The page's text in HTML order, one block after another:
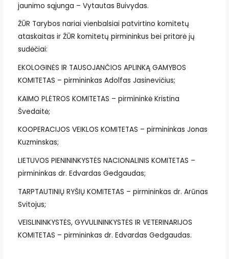
jaunimo sąjunga – Vytautas Buivydas.
ŽŪR Tarybos nariai vienbalsiai patvirtino komitetų
ataskaitas ir ŽŪR komitetų pirmininkus bei pritarė jų
sudėčiai:
EKOLOGINĖS IR TAUSOJANČIOS APLINKĄ GAMYBOS
KOMITETAS – pirmininkas Adolfas Jasinevičius;
KAIMO PLĖTROS KOMITETAS – pirmininkė Kristina
Švedaitė;
KOOPERACIJOS VEIKLOS KOMITETAS – pirmininkas Jonas
Kuzminskas;
LIETUVOS PIENININKYSTĖS NACIONALINIS KOMITETAS –
pirmininkas dr. Edvardas Gedgaudas;
TARPTAUTINIŲ RYŠIŲ KOMITETAS – pirmininkas dr. Arūnas
Svitojus;
VEISLININKYSTĖS, GYVULININKYSTĖS IR VETERINARIJOS
KOMITETAS – pirmininkas dr. Edvardas Gedgaudas.